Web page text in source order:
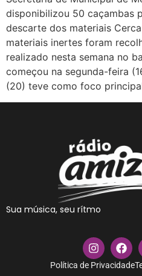
disponibilizou 50 caçambas
descarte dos materiais
materiais inertes foram
realizado nesta semana no
começou na segunda-feira
(20) teve como foco
Sua música, seu rítmo
Política de Privacidade